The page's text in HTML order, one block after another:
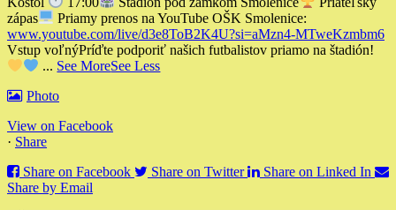
zápas
Priamy prenos na YouTube OŠK Smolenice:
www.youtube.com/live/d3e8ToB2K4U?si=aMzn4-MTweKzmbm6
Vstup voľnýPríďte podporiť našich futbalistov priamo na štadión!
... See MoreSee Less
Photo
View on Facebook
· Share
Share on Facebook
Share on Twitter
Share on Linked In
Share by Email